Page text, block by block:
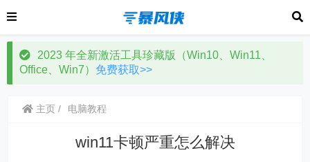
2023 年全新激活工具珍藏版（Win10、Win11、
Office、Win7） 免费获取>>
主页 电脑教程
win11卡顿严重怎么解决